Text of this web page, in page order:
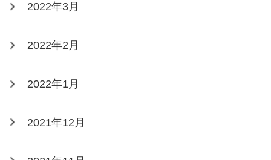
2022年3月
2022年2月
2022年1月
2021年12月